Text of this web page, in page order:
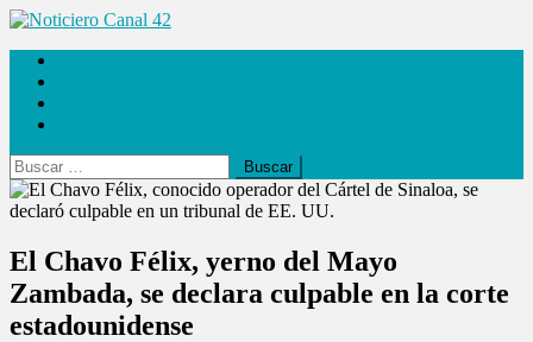
Saltar
contenido
Noticiero Canal 42
Buscar:
El Chavo Félix, yerno del Mayo
Zambada, se declara culpable en la corte
estadounidense